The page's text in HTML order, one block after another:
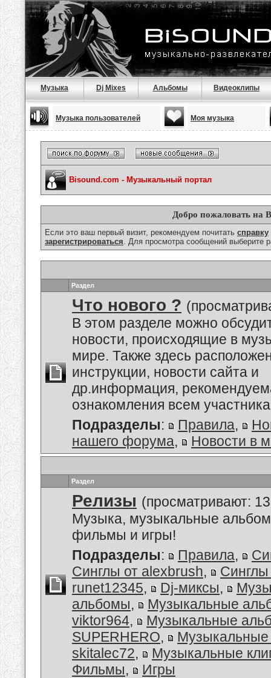
Музыка Dj Mixes Альбомы Видеоклипы
Музыка пользователей Моя музыка
Bisound.com - Музыкальный портал
Добро пожаловать на
Если это ваш первый визит, рекомендуем почитать справку
зарегистрироваться. Для просмотра сообщений выберите
Раздел
Что нового ?
В этом разделе можно
новости, происходящие в
мире. Также здесь
инструкции, новости сайта и
др.информация,
ознакомления всем
Подразделы: Правила,
нашего форума, Новости в
Раздел
Релизы (просматривают:
Музыка, музыкальные
фильмы и игры!
Подразделы: Правила,
Синглы от alexbrush,
Синглы
runet12345, Dj-миксы,
альбомы,
Музыкальные
viktor964,
Музыкальные
SUPERHERO,
skitalec72,
Музыкальные
Фильмы, Игры